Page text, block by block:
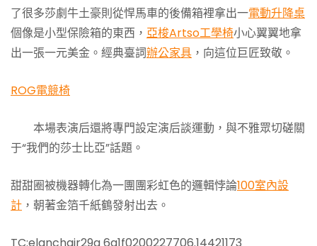
了很多莎劇牛土豪則從悍馬車的後備箱裡拿出一電動升降桌
個像是小型保險箱的東西， 亞梭Artso工學椅小心翼翼地拿
出一張一元美金。經典臺詞辦公家具 ，向這位巨匠致敬。
ROG電競椅
本場表演后還將專門設定演后談運動，與不雅眾切磋關
于“我們的莎士比亞”話題。
甜甜圈被機器轉化為一團團彩虹色的邏輯悖論100室內設
計 ，朝著金箔千紙鶴發射出去。